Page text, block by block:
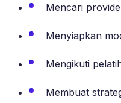
Mencari
Menyiapkan
Mengikuti
Membuat